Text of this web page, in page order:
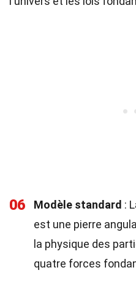
06 Modèle standard :
est une pierre
la physique des
quatre forces